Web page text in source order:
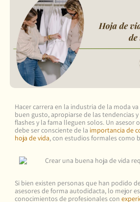
Hacer carrera en la industria de la moda
buen gusto, apropiarse de las tendencias
flashes y la fama lleguen solos. Un asesor
debe ser consciente de la importancia de
hoja de vida, con estudios formales como
Si bien existen personas que han podido
asesores de forma autodidacta, lo mejor
conocimientos de profesionales con